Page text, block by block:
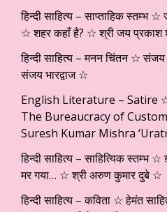
हिन्दी साहित्य – साप्ताहिक
☆ शहर कहाँ है? ☆ श्री जय प्रकाश
हिन्दी साहित्य – मनन चिंतन ☆
संजय भारद्वाज ☆
English Literature – Satire
The Bureaucracy of
Suresh Kumar Mishra
हिन्दी साहित्य – साहित्यिक
मर गया… ☆ श्री अरुण कुमार दुबे ☆
हिन्दी साहित्य – कविता ☆ हेमंत